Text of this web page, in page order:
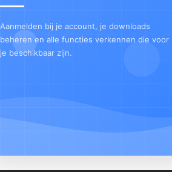
Aanmelden bij je account, je downloads
beheren en alle functies verkennen die voor
je beschikbaar zijn.